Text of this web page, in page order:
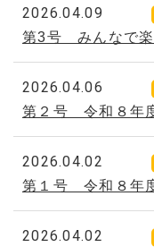
2026.04.09
第3号 みんなで楽
2026.04.06
第２号 令和８年
2026.04.02
第１号 令和８年
2026.04.02